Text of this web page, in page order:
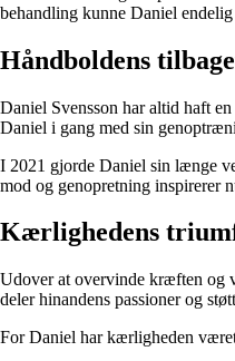
behandling kunne Daniel
Håndboldens
Daniel Svensson har altid haft
Daniel i gang med sin
I 2021 gjorde Daniel sin længe
mod og genopretning inspirerer
Kærlighedens
Udover at overvinde kræften og
deler hinandens passioner og
For Daniel har kærligheden